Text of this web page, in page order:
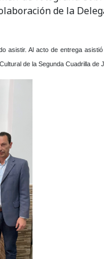
de la
asistir. Al acto de entrega
de la Segunda Cuadrilla de